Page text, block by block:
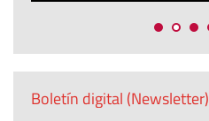
Boletín digital (Newsletter)